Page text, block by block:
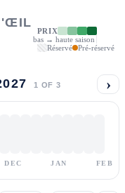
PRIX
bas → haute saison
Réservé
Pré-réservé
1 OF 3 ›
DEC JAN FEB